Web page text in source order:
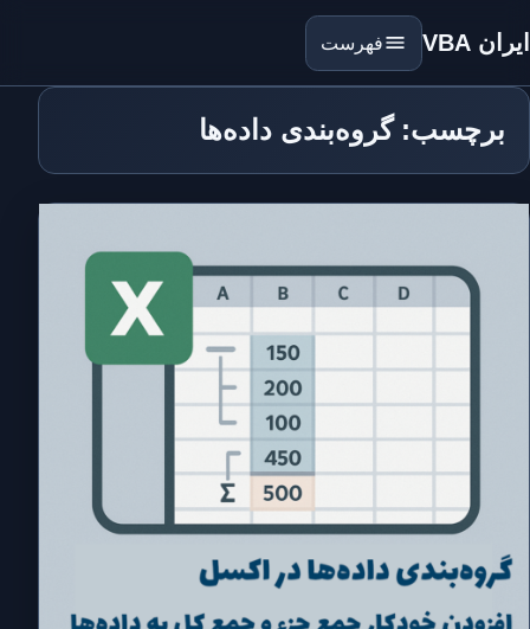
ایران VBA فهرست
برچسب: گروه‌بندی داده‌ها